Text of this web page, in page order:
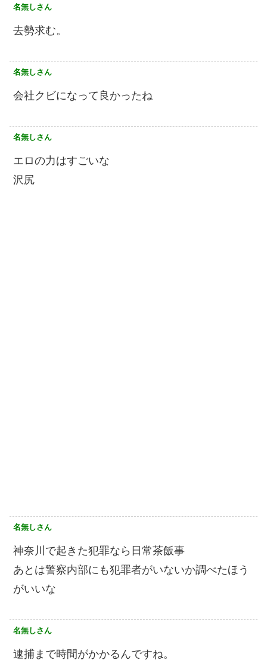
名無しさん
去勢求む。
名無しさん
会社クビになって良かったね
名無しさん
エロの力はすごいな
沢尻
名無しさん
神奈川で起きた犯罪なら日常茶飯事
あとは警察内部にも犯罪者がいないか調べたほう
がいいな
名無しさん
逮捕まで時間がかかるんですね。